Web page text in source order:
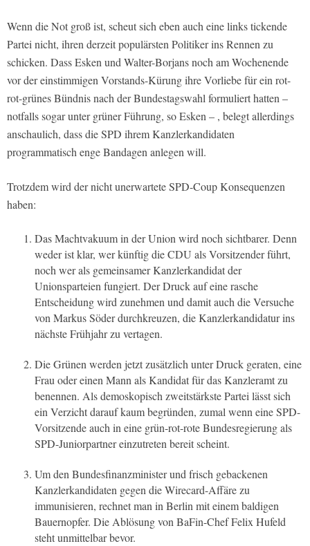
Wenn die Not groß ist, scheut sich eben auch eine links tickende
Partei nicht, ihren derzeit populärsten Politiker ins Rennen zu
schicken. Dass Esken und Walter-Borjans noch am Wochenende
vor der einstimmigen Vorstands-Kürung ihre Vorliebe für ein rot-
rot-grünes Bündnis nach der Bundestagswahl formuliert hatten –
notfalls sogar unter grüner Führung, so Esken – , belegt allerdings
anschaulich, dass die SPD ihrem Kanzlerkandidaten
programmatisch enge Bandagen anlegen will.
Trotzdem wird der nicht unerwartete SPD-Coup Konsequenzen
haben:
Das Machtvakuum in der Union wird noch sichtbarer. Denn
weder ist klar, wer künftig die CDU als Vorsitzender führt,
noch wer als gemeinsamer Kanzlerkandidat der
Unionsparteien fungiert. Der Druck auf eine rasche
Entscheidung wird zunehmen und damit auch die Versuche
von Markus Söder durchkreuzen, die Kanzlerkandidatur ins
nächste Frühjahr zu vertagen.
Die Grünen werden jetzt zusätzlich unter Druck geraten, eine
Frau oder einen Mann als Kandidat für das Kanzleramt zu
benennen. Als demoskopisch zweitstärkste Partei lässt sich
ein Verzicht darauf kaum begründen, zumal wenn eine SPD-
Vorsitzende auch in eine grün-rot-rote Bundesregierung als
SPD-Juniorpartner einzutreten bereit scheint.
Um den Bundesfinanzminister und frisch gebackenen
Kanzlerkandidaten gegen die Wirecard-Affäre zu
immunisieren, rechnet man in Berlin mit einem baldigen
Bauernopfer. Die Ablösung von BaFin-Chef Felix Hufeld
steht unmittelbar bevor.